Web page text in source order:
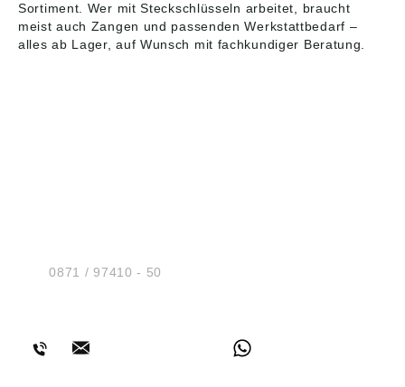
Sortiment . Wer mit Steckschlüsseln arbeitet, braucht
meist auch Zangen und passendenWerkstattbedarf –
alles ab Lager, auf Wunsch mit fachkundiger Beratung.
Tel.:0871 / 97410 - 50